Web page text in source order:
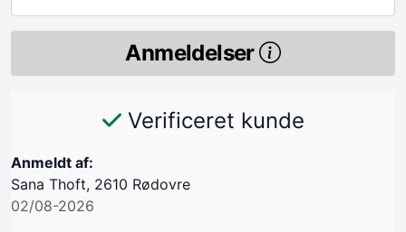
Anmeldelser
Verificeret kunde
Anmeldt af:
Sana Thoft, 2610 Rødovre
02/08-2026